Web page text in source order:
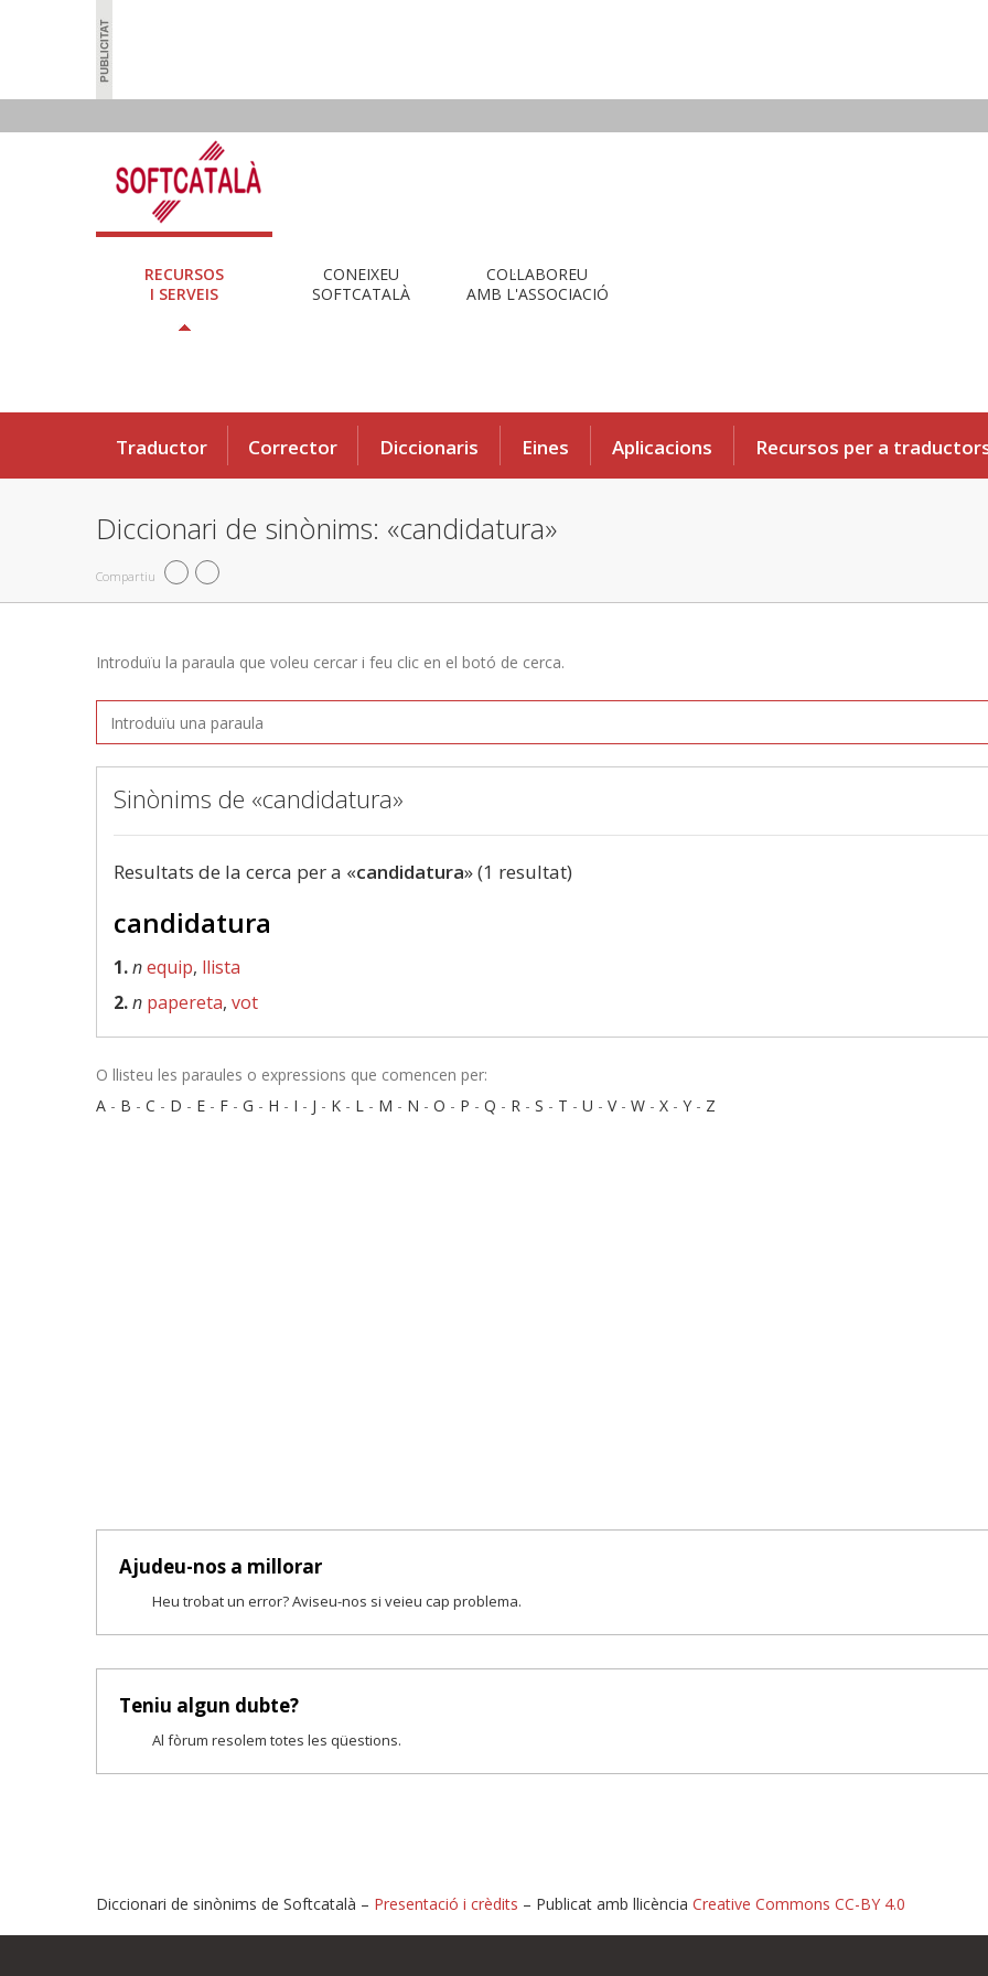
RECURSOS
I SERVEIS
CONEIXEU
SOFTCATALÀ
COL·LABOREU
AMB L'ASSOCIACIÓ
Traductor Corrector Diccionaris Eines Aplicacions Recursos per a
Diccionari de sinònims: «candidatura»
Compartiu
Introduïu la paraula que voleu cercar i feu clic en el botó de cerca.
Sinònims de «candidatura»
Resultats de la cerca per a «candidatura» (1 resultat)
candidatura
1.nequip, llista
2.n papereta, vot
O llisteu les paraules o expressions que comencen per:
A - B - C - D - E - F - G - H - I - J - K - L - M - N - O - P - Q - R - S - T - U - V- W - X - Y - Z
Ajudeu-nos a millorar
Heu trobat un error? Aviseu-nos si veieu cap problema.
Teniu algun dubte?
Al fòrum resolem totes les qüestions.
Diccionari de sinònims de Softcatalà – Presentació i crèdits – Publicat amb llicència Creative Commons CC-BY 4.0